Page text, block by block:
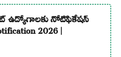
ఉద్యోగాలకు నోటిఫికేషన్
2026 |